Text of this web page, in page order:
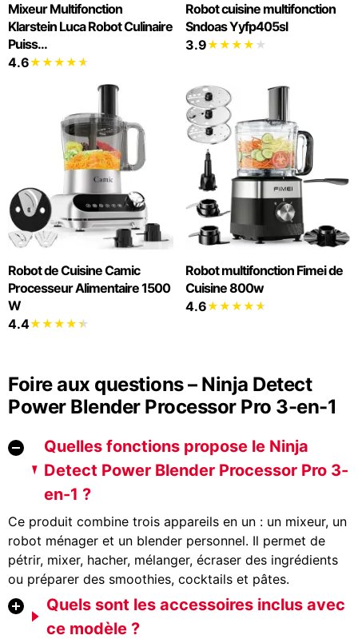
Mixeur Multifonction
Klarstein Luca Robot Culinaire
Puiss...
4.6
Robot cuisine multifonction
Sndoas Yyfp405sl
3.9
Robot de Cuisine Camic
Processeur Alimentaire 1500
W
4.4
Robot multifonction Fimei de
Cuisine 800w
4.6
Foire aux questions – Ninja Detect
Power Blender Processor Pro 3-en-1
Quelles fonctions propose le Ninja
Detect Power Blender Processor Pro 3-
en-1 ?
Ce produit combine trois appareils en un : un mixeur, un
robot ménager et un blender personnel. Il permet de
pétrir, mixer, hacher, mélanger, écraser des ingrédients
ou préparer des smoothies, cocktails et pâtes.
Quels sont les accessoires inclus avec
ce modèle ?